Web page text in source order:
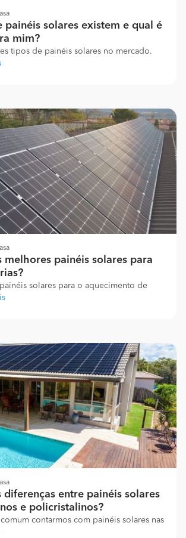
painéis solares existem e qual é
mim?
tipos de painéis solares no mercado.
melhores painéis solares para
solares para o aquecimento de
diferenças entre painéis solares
e policristalinos?
comum contarmos com painéis solares nas